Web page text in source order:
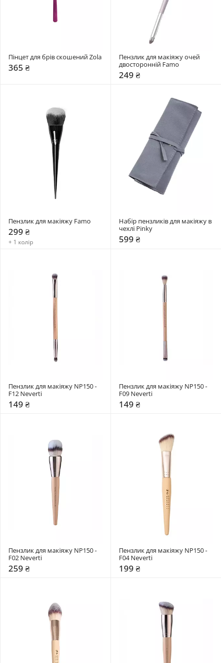
Пінцет для брів скошений Zola
365 ₴
Пензлик для макіяжу очей
двосторонній Famo
249 ₴
Пензлик для макіяжу Famo
299 ₴
+ 1 колір
Набір пензликів для макіяжу в
чехлі Pinky
599 ₴
Пензлик для макіяжу NP150 -
F12 Neverti
149 ₴
Пензлик для макіяжу NP150 -
F09 Neverti
149 ₴
Пензлик для макіяжу NP150 -
F02 Neverti
259 ₴
Пензлик для макіяжу NP150 -
F04 Neverti
199 ₴